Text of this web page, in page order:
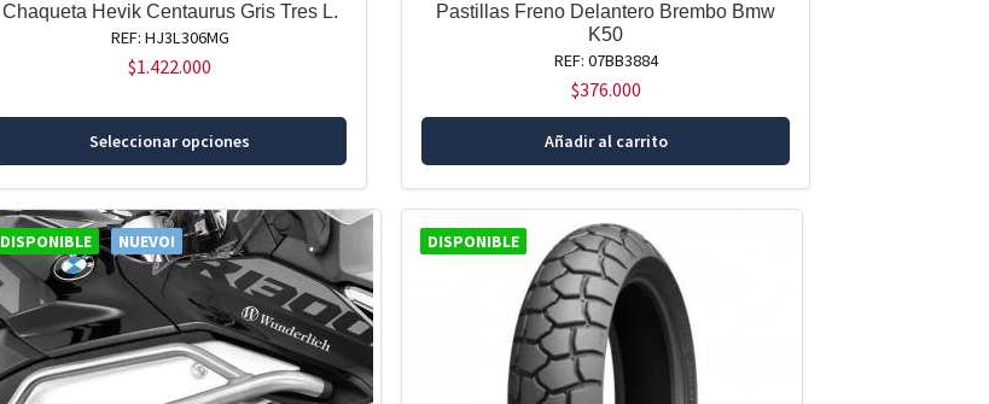
Chaqueta Hevik Centaurus Gris Tres L.
REF: HJ3L306MG
$1.422.000
Seleccionar opciones
producto
tiene
múltiples
opciones
se
pueden
elegir
en
Pastillas Freno Delantero Brembo Bmw
K50
REF: 07BB3884
$376.000
Añadir al carrito
DISPONIBLE NUEVO! DISPONIBLE